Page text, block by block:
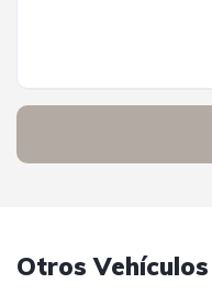
Otros Vehículos